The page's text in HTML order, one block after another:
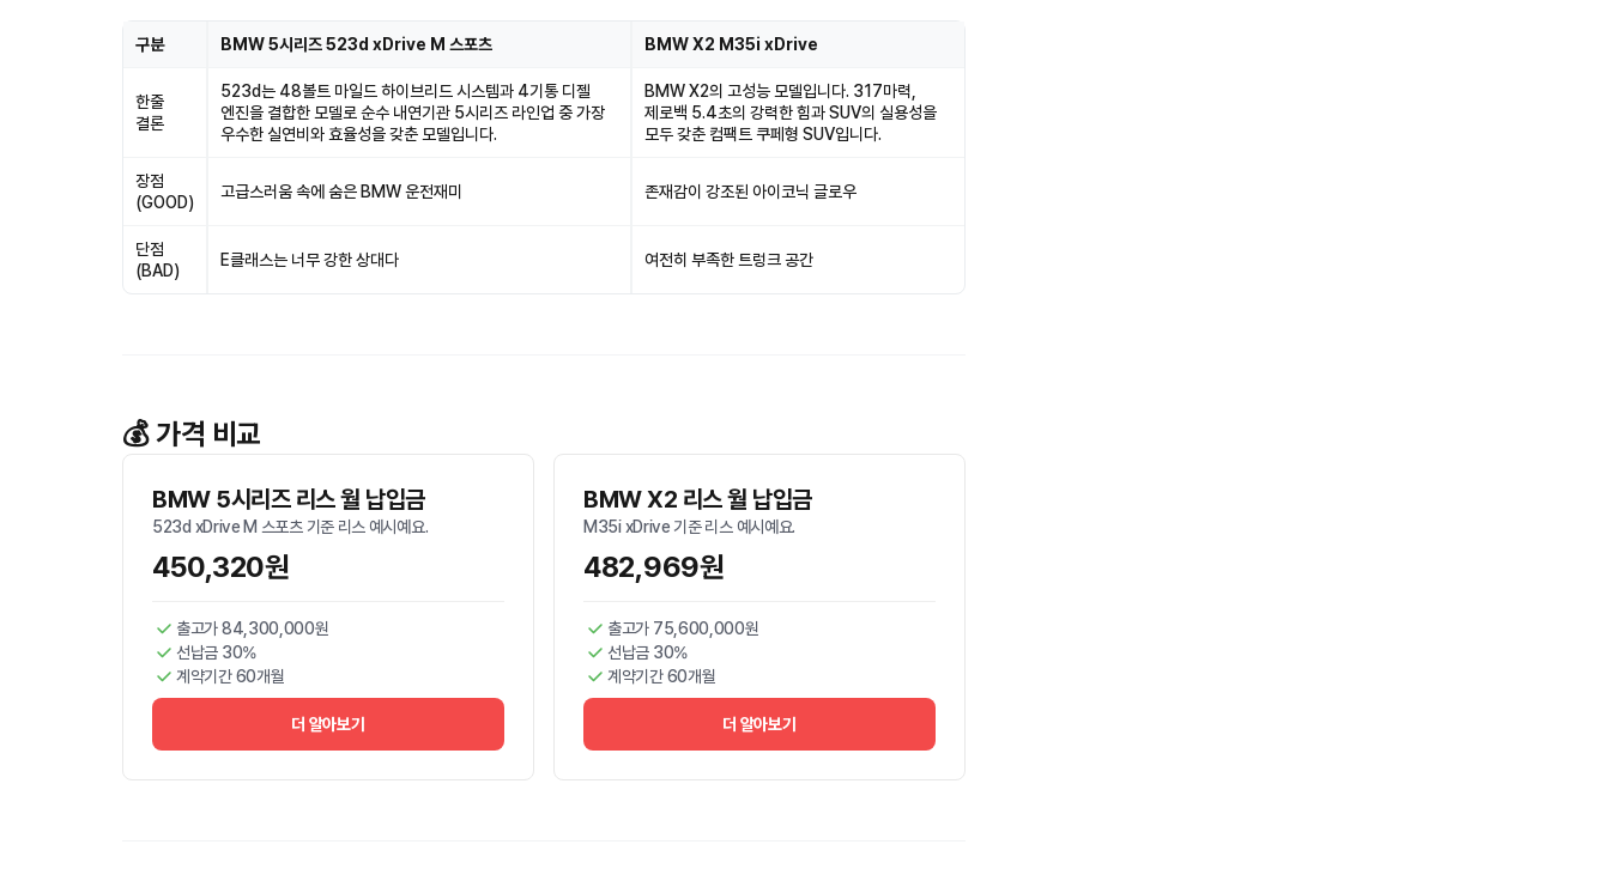
구분 BMW 5시리즈 523d xDrive M 스포츠 BMW X2 M35i xDrive
한줄
결론
523d는 48볼트 마일드 하이브리드 시스템과 4기통 디젤
엔진을 결합한 모델로 순수 내연기관 5시리즈 라인업 중 가장
우수한 실연비와 효율성을 갖춘 모델입니다.
BMW X2의 고성능 모델입니다. 317마력,
제로백 5.4초의 강력한 힘과 SUV의 실용성을
모두 갖춘 컴팩트 쿠페형 SUV입니다.
장점
(GOOD)
고급스러움 속에 숨은 BMW 운전재미 존재감이 강조된 아이코닉 글로우
단점
(BAD)
E클래스는 너무 강한 상대다 여전히 부족한 트렁크 공간
💰 가격 비교
BMW 5시리즈 리스 월 납입금
523d xDrive M 스포츠 기준 리스 예시예요.
450,320원
출고가 84,300,000원
선납금 30%
계약기간 60개월
더 알아보기
BMW X2 리스 월 납입금
M35i xDrive 기준 리스 예시예요.
482,969원
출고가 75,600,000원
선납금 30%
계약기간 60개월
더 알아보기